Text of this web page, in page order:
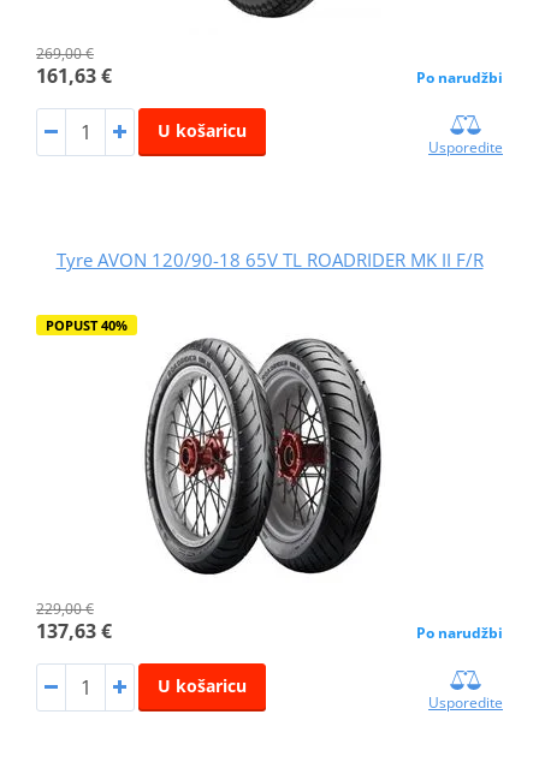
269,00 €
161,63 € Po narudžbi
U košaricu
Usporedite
Tyre AVON 120/90-18 65V TL ROADRIDER MK II F/R
POPUST 40%
229,00 €
137,63 € Po narudžbi
U košaricu
Usporedite